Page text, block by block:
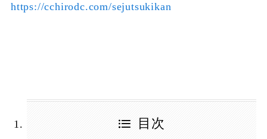
https://cchirodc.com/sejutsukikan
目次